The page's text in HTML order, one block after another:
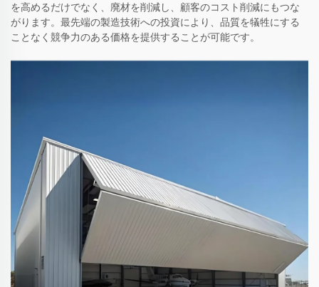
を高めるだけでなく、廃材を削減し、顧客のコスト削減にもつな
がります。最先端の製造技術への投資により、品質を犠牲にする
ことなく競争力のある価格を提供することが可能です。